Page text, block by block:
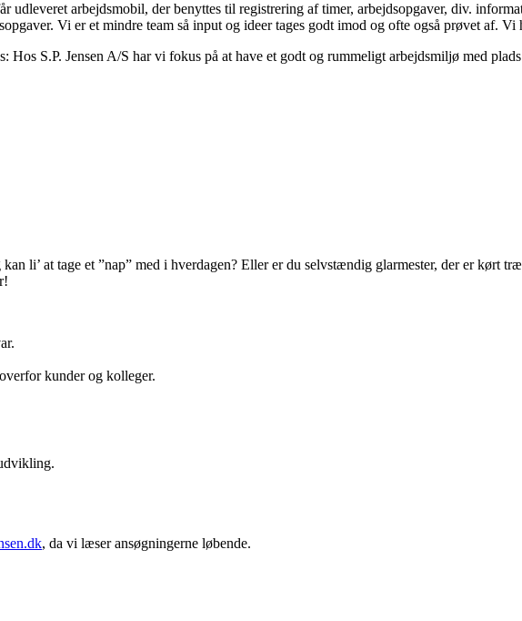
udleveret arbejdsmobil, der benyttes til registrering af timer, arbejdsopgaver, div.
Vi er et mindre team så input og ideer tages godt imod og ofte også prøvet af. Vi
li’ at tage et ”nap” med i hverdagen? Eller er du selvstændig glarmester, der er kørt
kunder og kolleger.
, da vi læser ansøgningerne løbende.